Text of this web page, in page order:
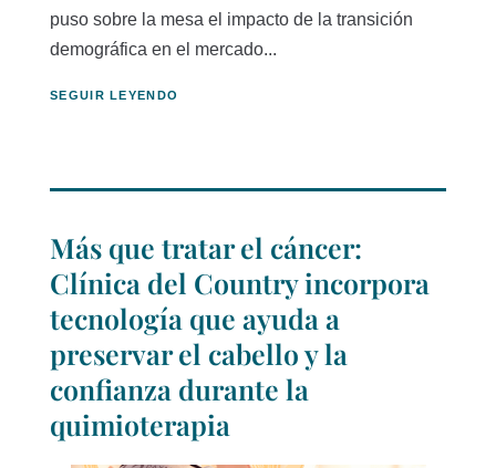
puso sobre la mesa el impacto de la transición
demográfica en el mercado...
SEGUIR LEYENDO
Más que tratar el cáncer:
Clínica del Country incorpora
tecnología que ayuda a
preservar el cabello y la
confianza durante la
quimioterapia